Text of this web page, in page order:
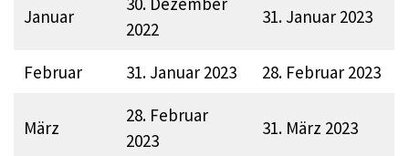
Januar
2022
31. Januar 2023
Februar 31. Januar 2023 28. Februar 2023
März
28. Februar
2023
31. März 2023